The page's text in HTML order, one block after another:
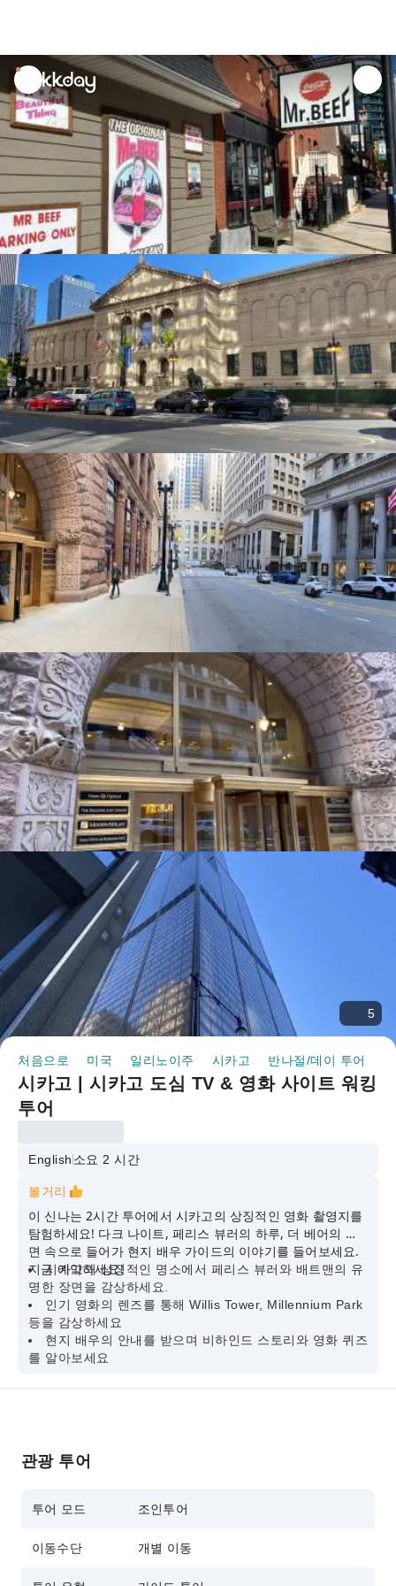
unread
notifications
5
처음으로 미국 일리노이주 시카고 반나절/데이 투어
시카고 | 시카고 도심 TV & 영화 사이트 워킹
투어
English 소요 2 시간
볼거리
이 신나는 2시간 투어에서 시카고의 상징적인 영화 촬영지를
탐험하세요! 다크 나이트, 페리스 뷰러의 하루, 더 베어의 장
면 속으로 들어가 현지 배우 가이드의 이야기를 들어보세요.
지금 예약하세요!
시카고의 상징적인 명소에서 페리스 뷰러와 배트맨의 유
명한 장면을 감상하세요.
인기 영화의 렌즈를 통해 Willis Tower, Millennium Park
등을 감상하세요
현지 배우의 안내를 받으며 비하인드 스토리와 영화 퀴즈
를 알아보세요
관광 투어
투어 모드 조인투어
이동수단 개별 이동